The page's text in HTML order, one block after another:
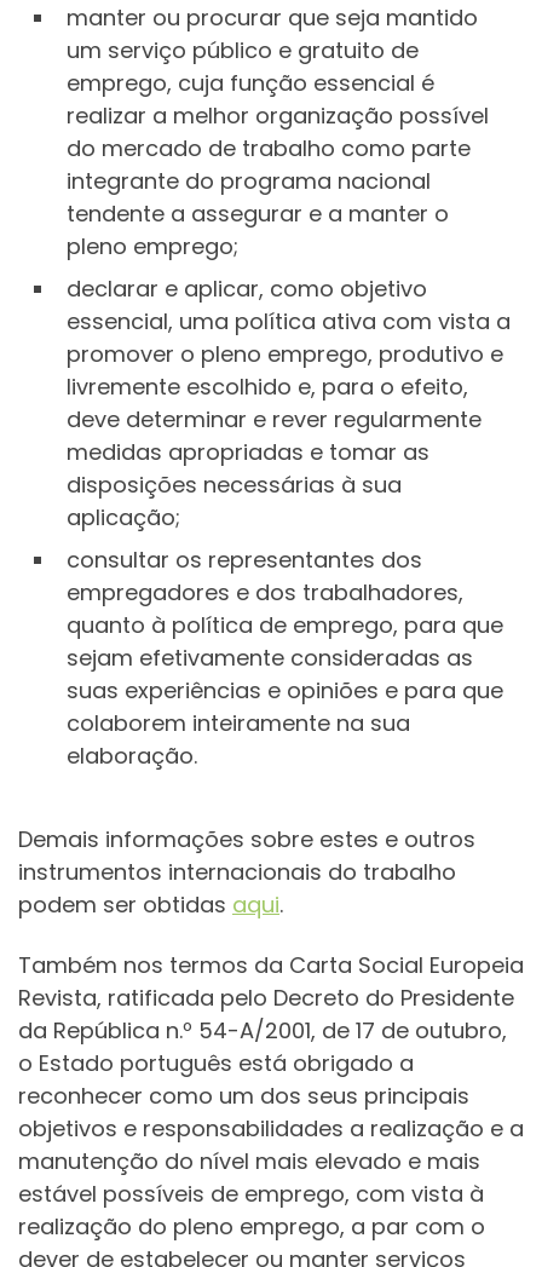
manter ou procurar que seja mantido
um serviço público e gratuito de
emprego, cuja função essencial é
realizar a melhor organização possível
do mercado de trabalho como parte
integrante do programa nacional
tendente a assegurar e a manter o
pleno emprego;
declarar e aplicar, como objetivo
essencial, uma política ativa com vista a
promover o pleno emprego, produtivo e
livremente escolhido e, para o efeito,
deve determinar e rever regularmente
medidas apropriadas e tomar as
disposições necessárias à sua
aplicação;
consultar os representantes dos
empregadores e dos trabalhadores,
quanto à política de emprego, para que
sejam efetivamente consideradas as
suas experiências e opiniões e para que
colaborem inteiramente na sua
elaboração.
Demais informações sobre estes e outros
instrumentos internacionais do trabalho
podem ser obtidas aqui.
Também nos termos da Carta Social Europeia
Revista, ratificada pelo Decreto do Presidente
da República n.º 54-A/2001, de 17 de outubro,
o Estado português está obrigado a
reconhecer como um dos seus principais
objetivos e responsabilidades a realização e a
manutenção do nível mais elevado e mais
estável possíveis de emprego, com vista à
realização do pleno emprego, a par com o
dever de estabelecer ou manter serviços